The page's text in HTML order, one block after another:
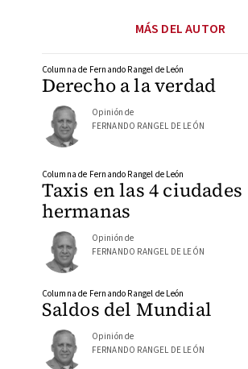
MÁS DEL AUTOR
Derecho a la verdad
Columna de Fernando Rangel de León
Opinión de
FERNANDO RANGEL DE LEÓN
Taxis en las 4 ciudades
hermanas
Columna de Fernando Rangel de León
Opinión de
FERNANDO RANGEL DE LEÓN
Saldos del Mundial
Columna de Fernando Rangel de León
Opinión de
FERNANDO RANGEL DE LEÓN